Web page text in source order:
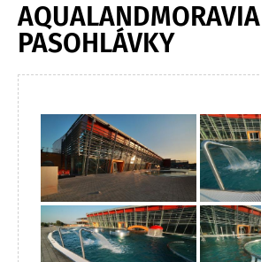
AQUALANDMORAVIA
PASOHLÁVKY